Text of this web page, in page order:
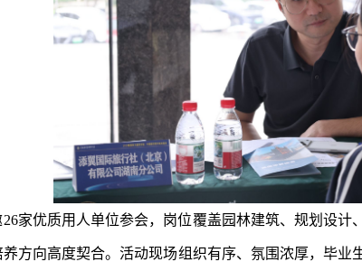
家优质用人单位参会，岗位覆盖园林建筑、规划设
养方向高度契合。活动现场组织有序、氛围浓厚，毕